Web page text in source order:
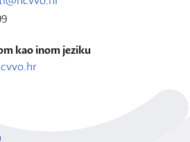
kao inom jeziku